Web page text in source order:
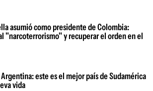
asumió como presidente de Colombia:
"narcoterrorismo" y recuperar el orden en el
este es el mejor país de Sudamérica
vida